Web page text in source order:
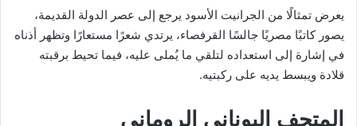
يعرض تمثالًا من الجرانيت الأسود يرجع إلى عصر الدولة القديمة،
يصور كاتبًا مصريًا جالسًا القرفصاء، يرتدي شعرًا مستعارًا وتظهر أذناه
في إشارة إلى استعداده لتلقي ما يُملى عليه، فيما تحيط برقبته
قلادة ويبسط يديه على ركبتيه.
المتحف اليوناني الروماني